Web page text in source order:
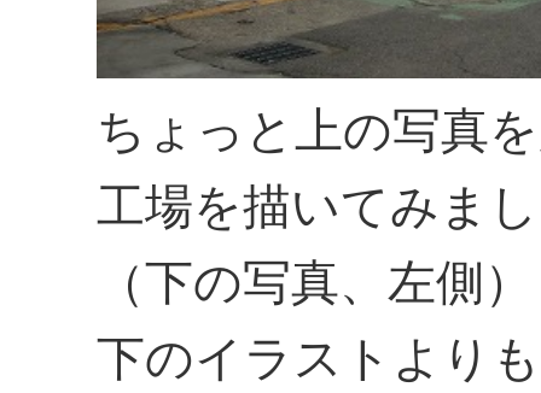
ちょっと上の写真
工場を描いてみま
（下の写真、左側）
下のイラストより